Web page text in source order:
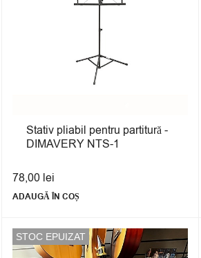
Stativ pliabil pentru partitură -
DIMAVERY NTS-1
78,00 lei
ADAUGĂ ÎN COȘ
STOC EPUIZAT